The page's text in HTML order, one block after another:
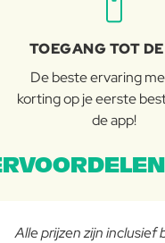
TOEGANG TOT
De beste ervaring
korting op je eerste
de app!
Alle prijzen zijn